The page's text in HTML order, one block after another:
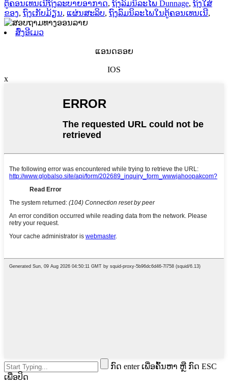
ຕູ້ຄອນເທນເນີຖົງລະບາຍອາກາດ, ຖົງລົມນິລະໄພ Dunnage, ຖົງໃສ່
ຂອງ, ຖົງເກັບມ້ຽນ, ແຜ່ນສະລິບ, ຖົງລົມນິລະໄພໃນຕູ້ຄອນເທນເນີ,
ສົ່ງອີເມວ
ແອນດຣອຍ
IOS
x
ກົດ enter ເພື່ອຄົ້ນຫາ ຫຼື ກົດ ESC
ເພື່ອປິດ